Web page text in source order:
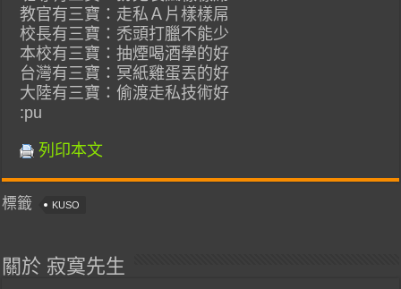
教官有三寶：走私Ａ片樣樣屌
校長有三寶：禿頭打臘不能少
本校有三寶：抽煙喝酒學的好
台灣有三寶：冥紙雞蛋丟的好
大陸有三寶：偷渡走私技術好
:pu
列印本文
標籤 KUSO
關於 寂寞先生